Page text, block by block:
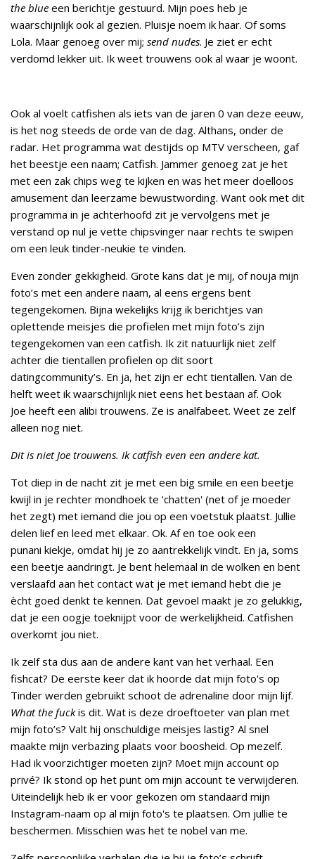
the blue een berichtje gestuurd. Mijn poes heb je
waarschijnlijk ook al gezien. Pluisje noem ik haar. Of soms
Lola. Maar genoeg over mij; send nudes. Je ziet er echt
verdomd lekker uit. Ik weet trouwens ook al waar je woont.
Ook al voelt catfishen als iets van de jaren 0 van deze eeuw,
is het nog steeds de orde van de dag. Althans, onder de
radar. Het programma wat destijds op MTV verscheen, gaf
het beestje een naam; Catfish. Jammer genoeg zat je het
met een zak chips weg te kijken en was het meer doelloos
amusement dan leerzame bewustwording. Want ook met dit
programma in je achterhoofd zit je vervolgens met je
verstand op nul je vette chipsvinger naar rechts te swipen
om een leuk tinder-neukie te vinden.
Even zonder gekkigheid. Grote kans dat je mij, of nouja mijn
foto’s met een andere naam, al eens ergens bent
tegengekomen. Bijna wekelijks krijg ik berichtjes van
oplettende meisjes die profielen met mijn foto’s zijn
tegengekomen van een catfish. Ik zit natuurlijk niet zelf
achter die tientallen profielen op dit soort
datingcommunity’s. En ja, het zijn er echt tientallen. Van de
helft weet ik waarschijnlijk niet eens het bestaan af. Ook
Joe heeft een alibi trouwens. Ze is analfabeet. Weet ze zelf
alleen nog niet.
Dit is niet Joe trouwens. Ik catfish even een andere kat.
Tot diep in de nacht zit je met een big smile en een beetje
kwijl in je rechter mondhoek te 'chatten' (net of je moeder
het zegt) met iemand die jou op een voetstuk plaatst. Jullie
delen lief en leed met elkaar. Ok. Af en toe ook een
punani kiekje, omdat hij je zo aantrekkelijk vindt. En ja, soms
een beetje aandringt. Je bent helemaal in de wolken en bent
verslaafd aan het contact wat je met iemand hebt die je
ècht goed denkt te kennen. Dat gevoel maakt je zo gelukkig,
dat je een oogje toeknijpt voor de werkelijkheid. Catfishen
overkomt jou niet.
Ik zelf sta dus aan de andere kant van het verhaal. Een
fishcat? De eerste keer dat ik hoorde dat mijn foto's op
Tinder werden gebruikt schoot de adrenaline door mijn lijf.
What the fuckis dit. Wat is deze droeftoeter van plan met
mijn foto’s? Valt hij onschuldige meisjes lastig? Al snel
maakte mijn verbazing plaats voor boosheid. Op mezelf.
Had ik voorzichtiger moeten zijn? Moet mijn account op
privé? Ik stond op het punt om mijn account te verwijderen.
Uiteindelijk heb ik er voor gekozen om standaard mijn
Instagram-naam op al mijn foto's te plaatsen. Om jullie te
beschermen. Misschien was het te nobel van me.